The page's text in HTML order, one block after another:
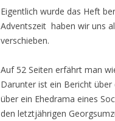
Eigentlich wurde das Heft
Adventszeit haben wir uns
verschieben.
Auf 52 Seiten erfährt man
Darunter ist ein Bericht über
über ein Ehedrama eines
den letztjährigen